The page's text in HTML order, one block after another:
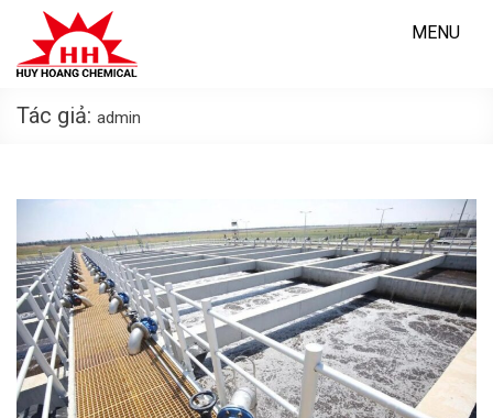
content
MENU
Tác giả: admin